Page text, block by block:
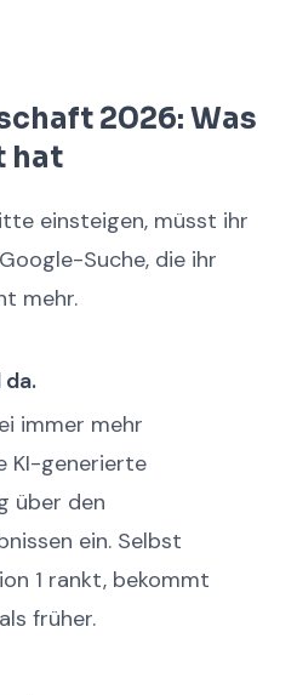
2026: Was
hat
einsteigen, müsst ihr
Suche, die ihr
mehr.
immer mehr
KI-generierte
über den
ein. Selbst
1 rankt, bekommt
früher.